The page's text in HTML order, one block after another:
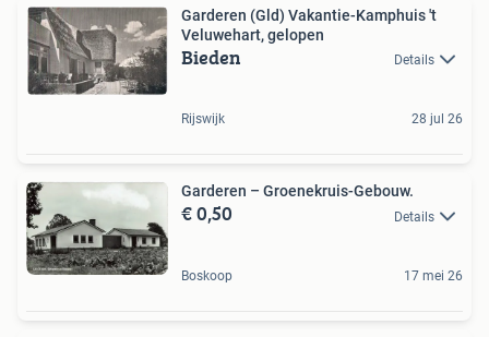
Garderen (Gld) Vakantie-Kamphuis 't
Veluwehart, gelopen
Bieden Details
Rijswijk 28 jul 26
Garderen – Groenekruis-Gebouw.
€ 0,50 Details
Boskoop 17 mei 26